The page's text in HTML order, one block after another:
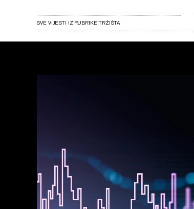
SVE VIJESTI IZ RUBRIKE TRŽIŠTA